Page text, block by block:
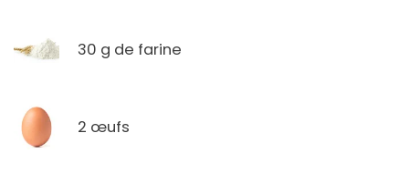
30 g de farine
2 œufs